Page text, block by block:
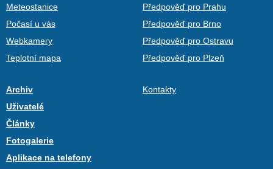
Meteostanice
Počasí u vás
Webkamery
Teplotní mapa
Předpověď pro Prahu
Předpověď pro Brno
Předpověď pro Ostravu
Předpověď pro Plzeň
Archiv
Uživatelé
Články
Fotogalerie
Aplikace na telefony
Kontakty